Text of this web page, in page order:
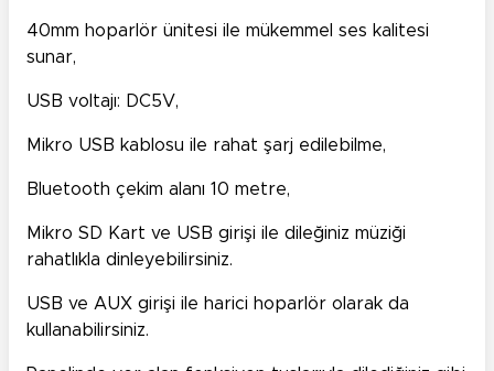
40mm hoparlör ünitesi ile mükemmel ses kalitesi
sunar,
USB voltajı: DC5V,
Mikro USB kablosu ile rahat şarj edilebilme,
Bluetooth çekim alanı 10 metre,
Mikro SD Kart ve USB girişi ile dileğiniz müziği
rahatlıkla dinleyebilirsiniz.
USB ve AUX girişi ile harici hoparlör olarak da
kullanabilirsiniz.